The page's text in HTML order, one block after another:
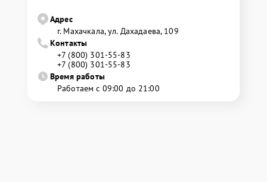
Адрес
г. Махачкала, ул. Дахадаева, 109
Контакты
+7 (800) 301-55-83
+7 (800) 301-55-83
Время работы
Работаем с 09:00 до 21:00